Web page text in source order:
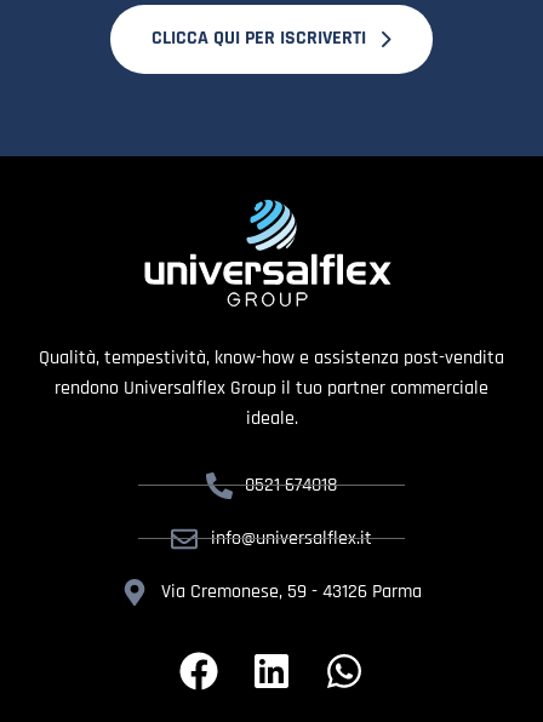
CLICCA QUI PER ISCRIVERTI
Qualità, tempestività, know-how e assistenza post-vendita
rendono Universalflex Group il tuo partner commerciale
ideale.
0521 674018
info@universalflex.it
Via Cremonese, 59 - 43126 Parma